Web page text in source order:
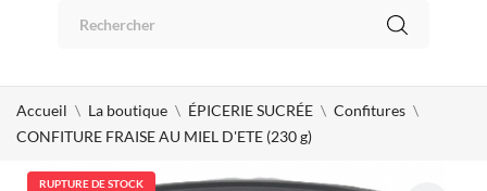
Accueil La boutique ÉPICERIE SUCRÉE
Confitures
CONFITURE FRAISE AU MIEL D'ETE (230 g)
RUPTURE DE STOCK